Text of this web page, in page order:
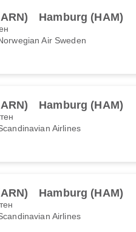
Hamburg (HAM)
Air Sweden
Hamburg (HAM)
Airlines
Hamburg (HAM)
Airlines